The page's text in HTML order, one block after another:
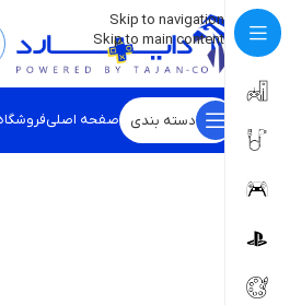
Skip to navigation
Skip to main content
💡برچسب و اسکین کنسول ها بروز شد .
دسته بندی صفحه اصلی